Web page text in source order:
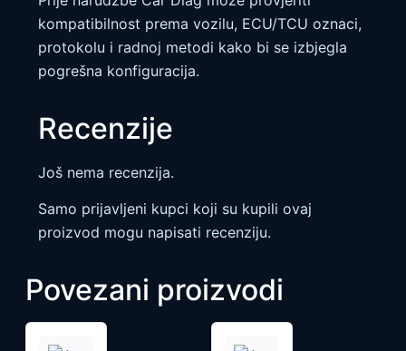
kompatibilnost prema vozilu, ECU/TCU oznaci,
protokolu i radnoj metodi kako bi se izbjegla
pogrešna konfiguracija.
Recenzije
Još nema recenzija.
Samo prijavljeni kupci koji su kupili ovaj
proizvod mogu napisati recenziju.
Povezani proizvodi